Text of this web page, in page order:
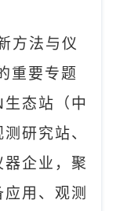
方法与仪
重要专题
生态站（中
研究站、
企业，聚
用、观测